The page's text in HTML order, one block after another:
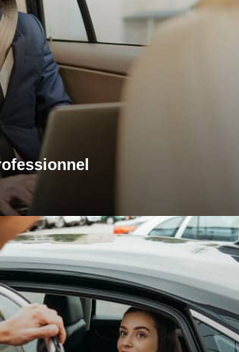
professionnels
un service de transport dédié aux
adapté à vos besoins et à vos
ce soit pour un rendez-vous, une réunion
profitez d’un service ponctuel, discret
et confortable.
particuliers